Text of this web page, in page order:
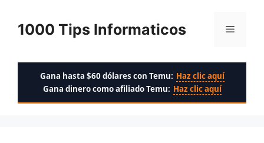
contenido
1000 Tips Informaticos Menú
Gana hasta $60 dólares con Temu: Haz clic aquí
Gana dinero como afiliado Temu: Haz clic aquí